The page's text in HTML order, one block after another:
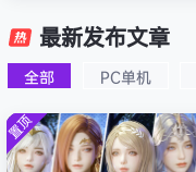
HYPERVISOR
版
速：地平
线
6（Forza
Horizon
6）免安装
中文版
心/
c
文版
欢迎
欢迎
欢迎C****i
欢迎
欢迎l*w 加
最新发布文章
全部 PC单机
置顶